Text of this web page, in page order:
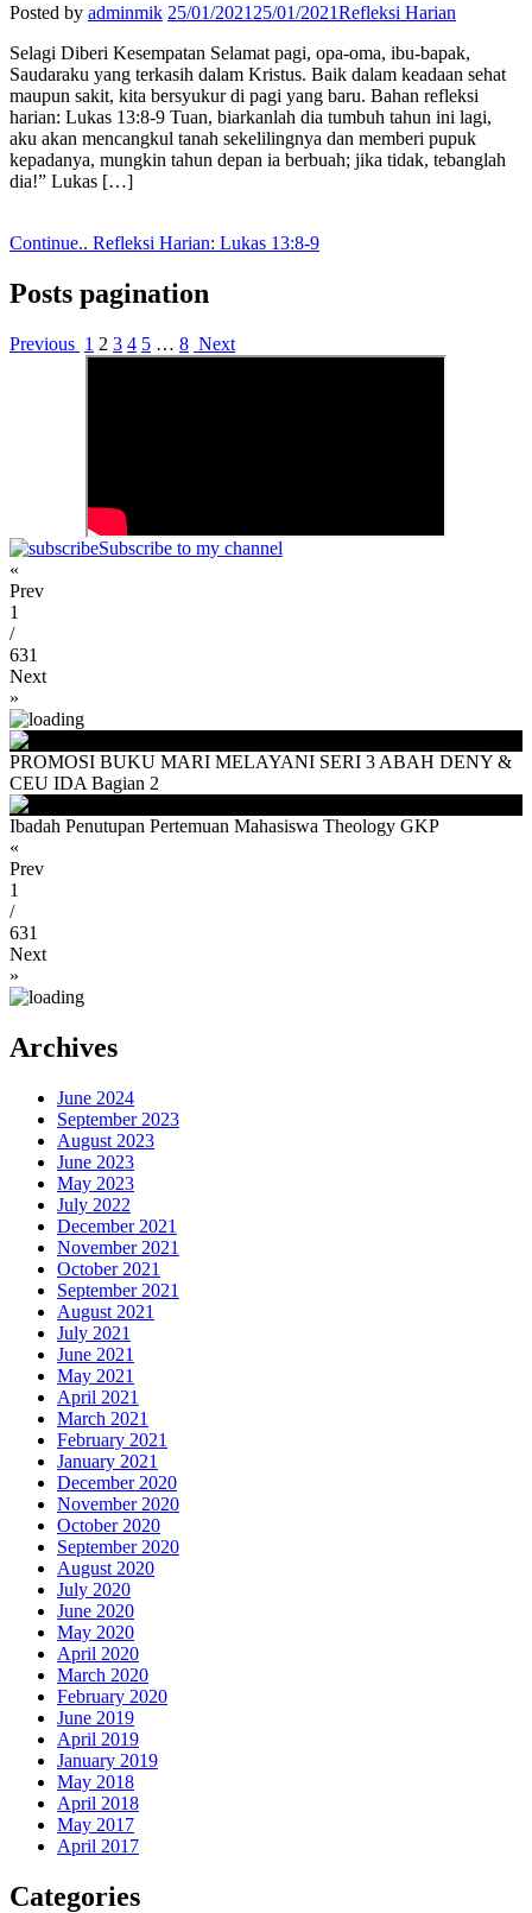
Posted by adminmik 25/01/202125/01/2021Refleksi Harian
Selagi Diberi Kesempatan Selamat pagi, opa-oma, ibu-bapak,
Saudaraku yang terkasih dalam Kristus. Baik dalam keadaan sehat
maupun sakit, kita bersyukur di pagi yang baru. Bahan refleksi
harian: Lukas 13:8-9 Tuan, biarkanlah dia tumbuh tahun ini lagi,
aku akan mencangkul tanah sekelilingnya dan memberi pupuk
kepadanya, mungkin tahun depan ia berbuah; jika tidak, tebanglah
dia!” Lukas […]
Continue.. Refleksi Harian: Lukas 13:8-9
Posts pagination
Previous 1 2 3 4 5 … 8 Next
Subscribe to my channel
«
Prev
1
/
631
Next
»
PROMOSI BUKU MARI MELAYANI SERI 3 ABAH DENY &
CEU IDA Bagian 2
Ibadah Penutupan Pertemuan Mahasiswa Theology GKP
«
Prev
1
/
631
Next
»
Archives
June 2024
September 2023
August 2023
June 2023
May 2023
July 2022
December 2021
November 2021
October 2021
September 2021
August 2021
July 2021
June 2021
May 2021
April 2021
March 2021
February 2021
January 2021
December 2020
November 2020
October 2020
September 2020
August 2020
July 2020
June 2020
May 2020
April 2020
March 2020
February 2020
June 2019
April 2019
January 2019
May 2018
April 2018
May 2017
April 2017
Categories